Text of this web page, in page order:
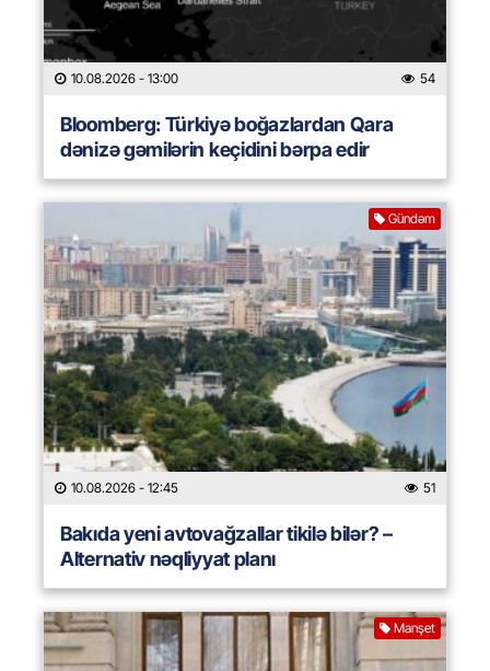
10.08.2026 - 13:00 54
Bloomberg: Türkiyə boğazlardan Qara
dənizə gəmilərin keçidini bərpa edir
Gündəm
10.08.2026 - 12:45 51
Bakıda yeni avtovağzallar tikilə bilər? –
Alternativ nəqliyyat planı
Manşet